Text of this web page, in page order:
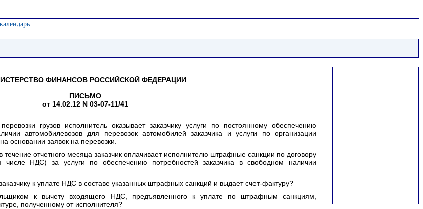
ФИНАНСОВ РОССИЙСКОЙ ФЕДЕРАЦИИ
ПИСЬМО
от 14.02.12 N 03-07-11/41
грузов исполнитель оказывает заказчику услуги по постоянному обеспечению
автомобилевозов для перевозок автомобилей заказчика и услуги по организации
основании заявок на перевозки.
течение отчетного месяца заказчик оплачивает исполнителю штрафные санкции по договору
числе НДС) за услуги по обеспечению потребностей заказчика в свободном наличии
к уплате НДС в составе указанных штрафных санкций и выдает счет-фактуру?
к вычету входящего НДС, предъявленного к уплате по штрафным санкциям,
полученному от исполнителя?